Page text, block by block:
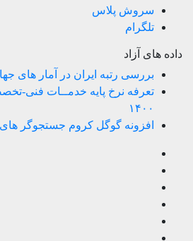
سروش پلاس
تلگرام
داده های آزاد
بررسی رتبه ایران در آمار های
تعرفه نرخ پایه خدمــات فنی-
۱۴۰۰
افزونه گوگل کروم جستجوگر های